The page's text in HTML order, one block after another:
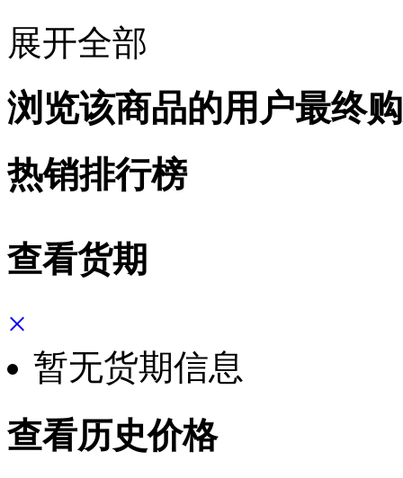
展开全部
浏览该商品的用户最终
热销排行榜
查看货期
×
暂无货期信息
查看历史价格